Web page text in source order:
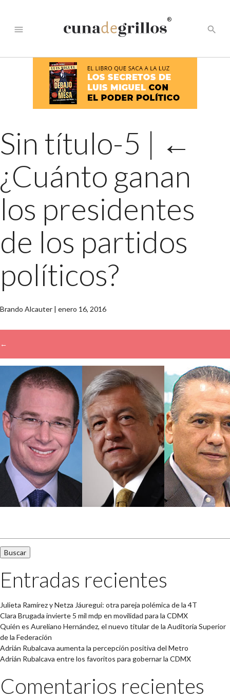
menu
®
search
Sin título-5 | ←
¿Cuánto ganan
los presidentes
de los partidos
políticos?
Brando Alcauter | enero 16, 2016
←
Entradas recientes
Julieta Ramírez y Netza Jáuregui: otra pareja polémica de la 4T
Clara Brugada invierte 5 mil mdp en movilidad para la CDMX
Quién es Aureliano Hernández, el nuevo titular de la Auditoría Superior
de la Federación
Adrián Rubalcava aumenta la percepción positiva del Metro
Adrián Rubalcava entre los favoritos para gobernar la CDMX
Comentarios recientes